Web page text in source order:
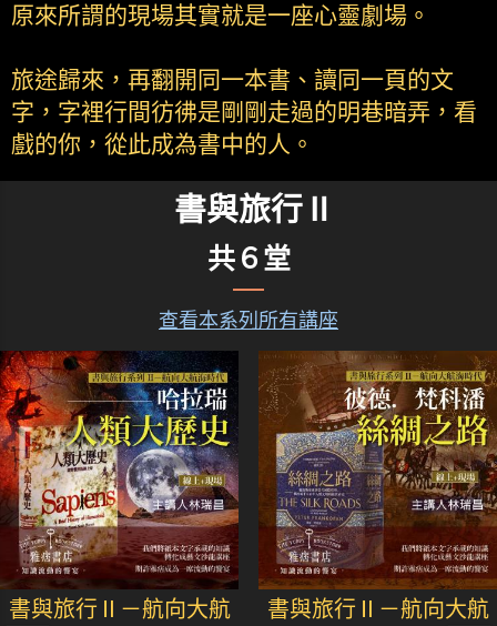
原來所謂的現場其實就是一座心靈劇場。
旅途歸來，再翻開同一本書、讀同一頁的文
字，字裡行間彷彿是剛剛走過的明巷暗弄，看
戲的你，從此成為書中的人。
書與旅行Ⅱ
共６堂
查看本系列所有講座
書與旅行Ⅱ－航向大航
書與旅行Ⅱ－航向大航